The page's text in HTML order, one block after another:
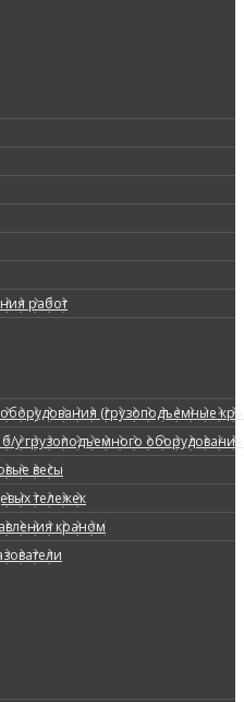
работ
(грузоподъемные
у грузоподъемного оборудования
весы
тележек
краном